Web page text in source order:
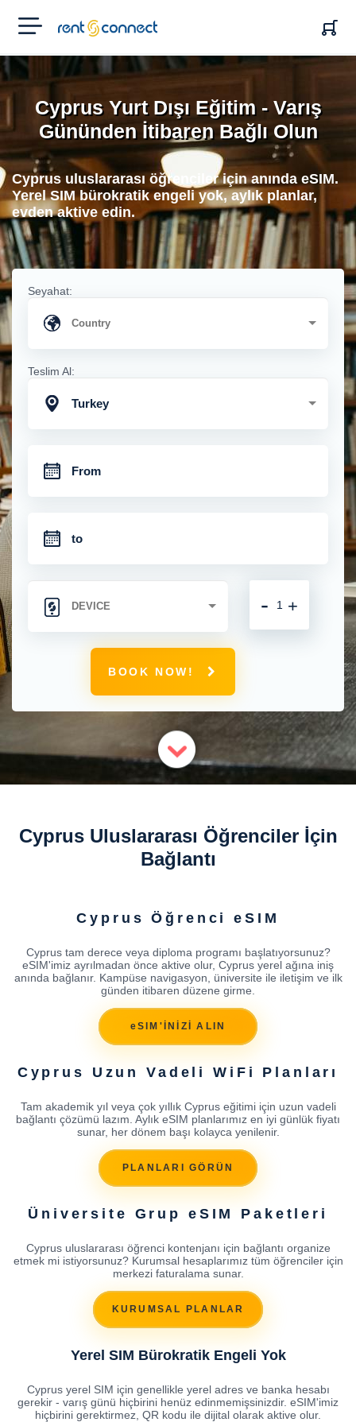
RENT'N
CONNECT
Cyprus Yurt Dışı Eğitim - Varış
Gününden İtibaren Bağlı Olun
Cyprus uluslararası öğrenciler için anında eSIM.
Yerel SIM bürokratik engeli yok, aylık planlar,
evden aktive edin.
Seyahat:
Teslim Al:
Turkey
+
-
BOOK NOW!
Cyprus Uluslararası Öğrenciler İçin
Bağlantı
Cyprus Öğrenci eSIM
Cyprus tam derece veya diploma programı başlatıyorsunuz?
eSIM'imiz ayrılmadan önce aktive olur, Cyprus yerel ağına iniş
anında bağlanır. Kampüse navigasyon, üniversite ile iletişim ve ilk
günden itibaren düzene girme.
eSIM'İNİZİ ALIN
Cyprus Uzun Vadeli WiFi Planları
Tam akademik yıl veya çok yıllık Cyprus eğitimi için uzun vadeli
bağlantı çözümü lazım. Aylık eSIM planlarımız en iyi günlük fiyatı
sunar, her dönem başı kolayca yenilenir.
PLANLARI GÖRÜN
Üniversite Grup eSIM Paketleri
Cyprus uluslararası öğrenci kontenjanı için bağlantı organize
etmek mi istiyorsunuz? Kurumsal hesaplarımız tüm öğrenciler için
merkezi faturalama sunar.
KURUMSAL PLANLAR
Yerel SIM Bürokratik Engeli Yok
Cyprus yerel SIM için genellikle yerel adres ve banka hesabı
gerekir - varış günü hiçbirini henüz edinmemişsinizdir. eSIM'imiz
hiçbirini gerektirmez, QR kodu ile dijital olarak aktive olur.